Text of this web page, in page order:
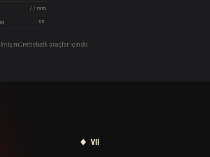
/ / mm
sn.
mürettebatlı araçlar içindir.
VII